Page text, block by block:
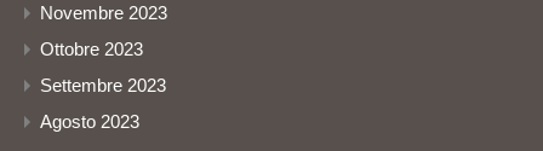
Novembre 2023
Ottobre 2023
Settembre 2023
Agosto 2023